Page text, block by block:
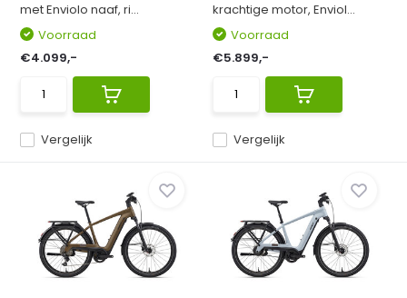
met Enviolo naaf, ri...
Vergelijk
Voorraad
€4.099,-
krachtige motor, Enviol...
Vergelijk
Voorraad
€5.899,-